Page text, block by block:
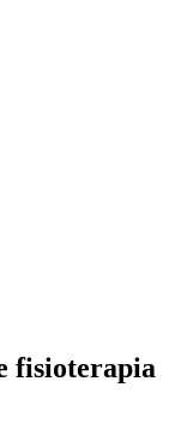
fisioterapia